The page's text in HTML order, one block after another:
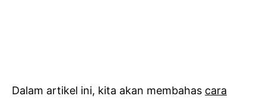
Dalam artikel ini, kita akan membahas cara